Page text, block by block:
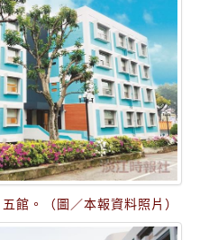
館。（圖／本報資料照片）